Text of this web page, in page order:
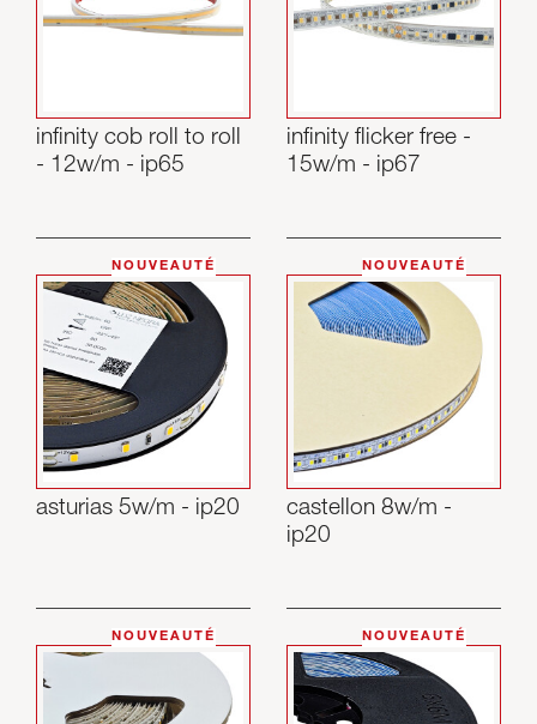
Systèmes modulaires linéaires et courbes
Rail triphasé (230V)
Caissons lumineux avec façade textile
Panneaux lumineux et Plexiled
infinity cob roll to roll
- 12w/m - ip65
infinity flicker free -
15w/m - ip67
NOUVEAUTÉ
asturias 5w/m - ip20
NOUVEAUTÉ
castellon 8w/m -
ip20
NOUVEAUTÉ NOUVEAUTÉ